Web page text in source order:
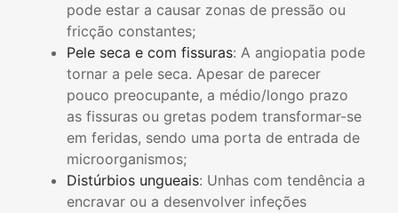
pode estar a causar zonas de pressão ou
fricção constantes;
Pele seca e com fissuras: A angiopatia pode
tornar a pele seca. Apesar de parecer
pouco preocupante, a médio/longo prazo
as fissuras ou gretas podem transformar-se
em feridas, sendo uma porta de entrada de
microorganismos;
Distúrbios ungueais: Unhas com tendência a
encravar ou a desenvolver infeções